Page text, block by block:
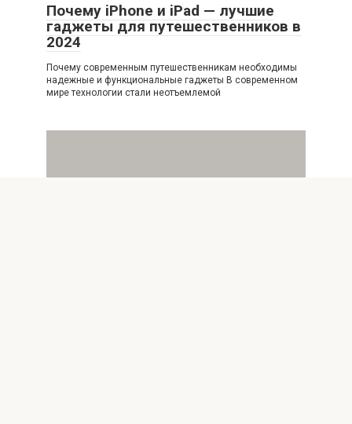
Почему iPhone и iPad — лучшие
гаджеты для путешественников в
2024
Почему современным путешественникам необходимы
надежные и функциональные гаджеты В современном
мире технологии стали неотъемлемой